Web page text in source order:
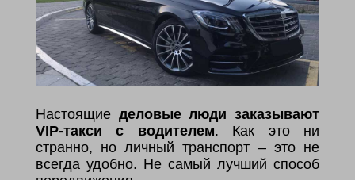
Настоящие деловые люди заказывают
VIP-такси с водителем. Как это ни
странно, но личный транспорт – это не
всегда удобно. Не самый лучший способ